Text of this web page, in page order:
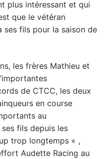
plus intéressant et qui
que le vétéran
ses fils pour la saison de
les frères Mathieu et
de CTCC, les deux
en course
au
fils depuis les
trop longtemps « ,
Audette Racing au